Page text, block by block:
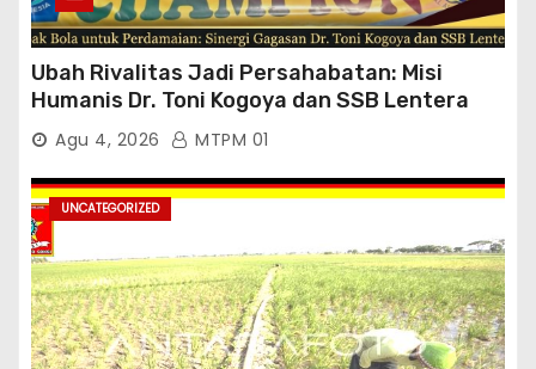
Ubah Rivalitas Jadi Persahabatan: Misi
Humanis Dr. Toni Kogoya dan SSB Lentera
TimurAgu 4, 2026 MTPM 01
UNCATEGORIZED